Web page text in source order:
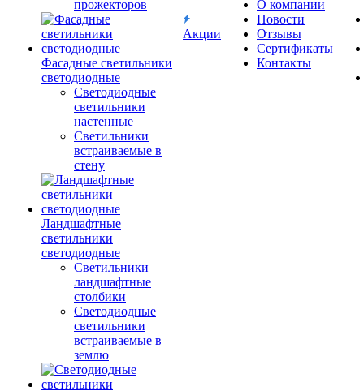
прожекторов
Фасадные светильники
светодиодные
Светодиодные
светильники
настенные
Светильники
встраиваемые в
стену
Ландшафтные
светильники
светодиодные
Светильники
ландшафтные
столбики
Светодиодные
светильники
встраиваемые в
землю
Акции
О компании
Новости
Отзывы
Сертификаты
Контакты